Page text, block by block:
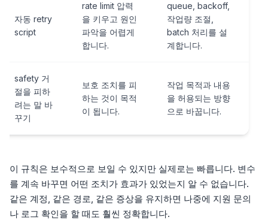
자동 retry
script
rate limit 압력
을 키우고 원인
파악을 어렵게
합니다.
queue, backoff,
작업량 조절,
batch 처리를 설
계합니다.
safety 거
절을 피하
려는 말 바
꾸기
보호 조치를 피
하는 것이 목적
이 됩니다.
작업 목적과 내용
을 허용되는 방향
으로 바꿉니다.
이 규칙은 보수적으로 보일 수 있지만 실제로는 빠릅니다. 변수
를 계속 바꾸면 어떤 조치가 효과가 있었는지 알 수 없습니다.
같은 계정, 같은 경로, 같은 증상을 유지하면 나중에 지원 문의
나 로그 확인을 할 때도 훨씬 정확합니다.